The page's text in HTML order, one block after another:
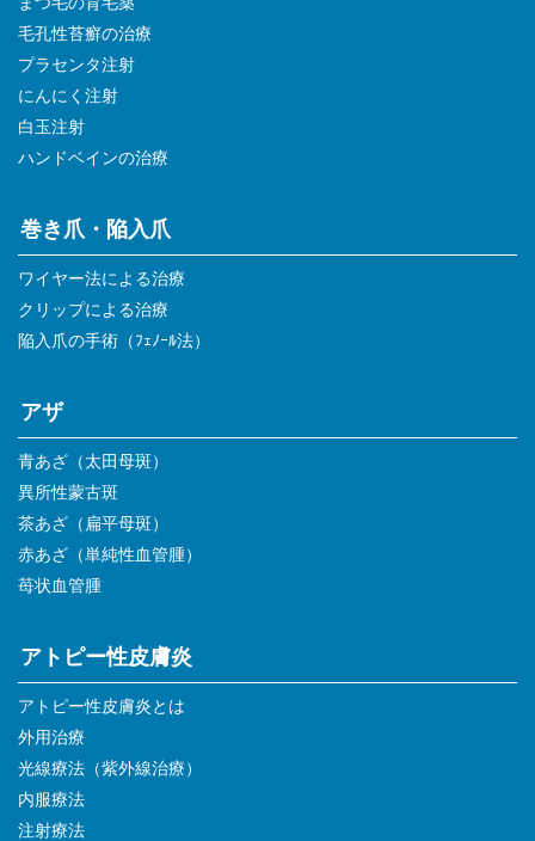
毛孔性苔癬の治療
プラセンタ注射
にんにく注射
白玉注射
ハンドベインの治療
巻き爪・陥入爪
ワイヤー法による治療
クリップによる治療
陥入爪の手術（ﾌｪﾉｰﾙ法）
アザ
青あざ（太田母斑）
異所性蒙古斑
茶あざ（扁平母斑）
赤あざ（単純性血管腫）
苺状血管腫
アトピー性皮膚炎
アトピー性皮膚炎とは
外用治療
光線療法（紫外線治療）
内服療法
注射療法